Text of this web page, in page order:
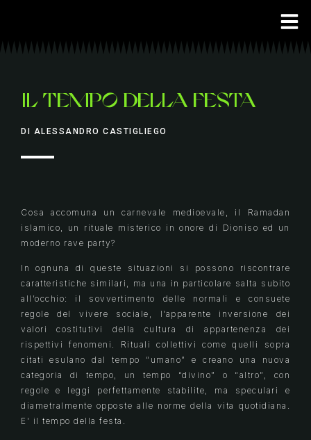
IL TEMPO DELLA FESTA
DI ALESSANDRO CASTIGLIEGO
Cosa accomuna un carnevale medioevale, il Ramadan
islamico, un rituale misterico in onore di Dioniso ed un
moderno rave party?
In ognuna di queste situazioni si possono riscontrare
caratteristiche similari, ma una in particolare salta subito
all’occhio: il sovvertimento delle normali e consuete
regole del vivere sociale, l’apparente inversione dei
valori costitutivi della cultura di appartenenza dei
rispettivi fenomeni. Rituali collettivi come quelli sopra
citati esulano dal tempo “umano” e creano una nuova
categoria di tempo, un tempo “divino” o “altro”, con
regole e leggi perfettamente stabilite, ma speculari e
diametralmente opposte alle norme della vita quotidiana.
E’ il tempo della festa.